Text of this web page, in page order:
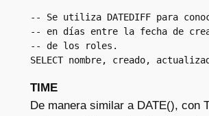
-- Se utiliza DATEDIFF para
-- en días entre la fecha de
-- de los roles.
SELECT nombre, creado,
TIME
De manera similar a DATE(), con